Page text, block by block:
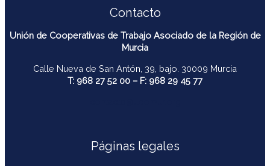
Contacto
Unión de Cooperativas de Trabajo Asociado de la Región de
Murcia
Calle Nueva de San Antón, 39, bajo. 30009 Murcia
T: 968 27 52 00 – F: 968 29 45 77
Páginas legales